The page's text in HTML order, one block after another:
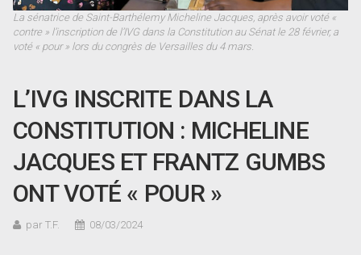
La sénatrice de Saint-Barthélemy Micheline Jacques, après avoir voté «
contre » l’inscription de l’IVG dans la Constitution au Sénat le 28 février, a
voté « pour » lors du congrès de ­Versailles du 4 mars.
L’IVG INSCRITE DANS LA
CONSTITUTION : MICHELINE
JACQUES ET FRANTZ GUMBS
ONT VOTÉ « POUR »
par T.F. 08/03/2024